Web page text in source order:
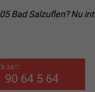
Bad Salzuflen? Nu
24/7:
90 64 5 64